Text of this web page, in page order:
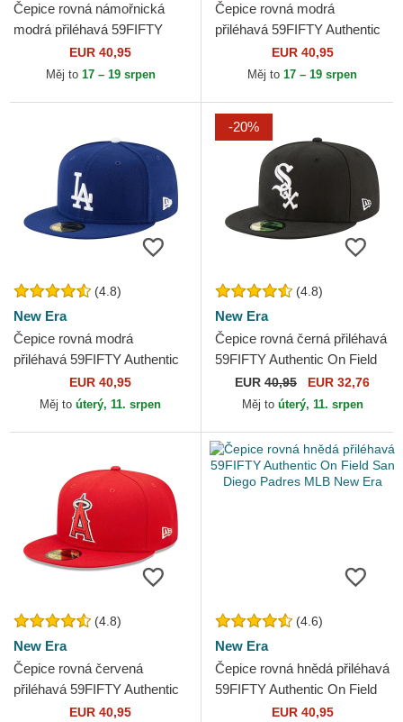
Čepice rovná námořnická
modrá přiléhavá 59FIFTY
Authentic On Field
Milwaukee Brewers MLB
EUR 40,95
Měj to 17 – 19 srpen
Čepice rovná modrá
přiléhavá 59FIFTY Authentic
On Field Kansas City Royals
MLB New Era
EUR 40,95
Měj to 17 – 19 srpen
(4.8)
New Era
Čepice rovná modrá
přiléhavá 59FIFTY Authentic
On Field Game Los Angeles
Dodgers MLB New Era
EUR 40,95
Měj to úterý, 11. srpen
-20%
(4.8)
New Era
Čepice rovná černá přiléhavá
59FIFTY Authentic On Field
Game Chicago White Sox
MLB New Era
EUR 40,95 EUR 32,76
Měj to úterý, 11. srpen
(4.8)
New Era
Čepice rovná červená
přiléhavá 59FIFTY Authentic
On Field Los Angeles Angels
EUR 40,95
(4.6)
New Era
Čepice rovná hnědá přiléhavá
59FIFTY Authentic On Field
San Diego Padres MLB New
EUR 40,95